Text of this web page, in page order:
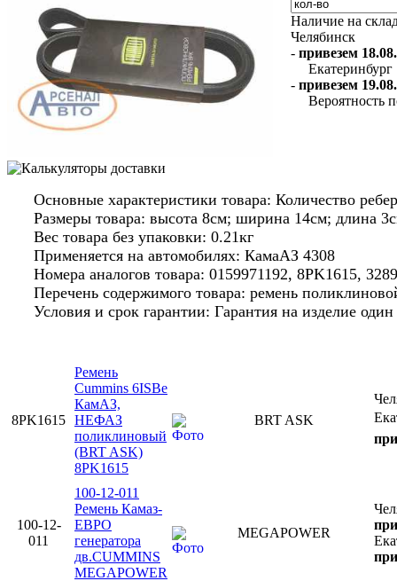
Наличие на
Челябинск
- привезем
Екатеринбург
- привезем
Вероятность
Основные характеристики товара: Количество
Размеры товара: высота 8см; ширина 14см; длина
Вес товара без упаковки: 0.21кг
Применяется на автомобилях: КамаАЗ 4308
Номера аналогов товара: 0159971192, 8PK1615,
Перечень содержимого товара: ремень
Условия и срок гарантии: Гарантия на изделие
8PK1615
Ремень
Cummins 6ISBe
КамАЗ,
НЕФАЗ
поликлиновый
(BRT ASK)
8PK1615
BRT ASK
100-12-
011
100-12-011
Ремень Камаз-
ЕВРО
генератора
дв.CUMMINS
MEGAPOWER
MEGAPOWER